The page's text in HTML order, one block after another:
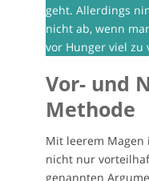
geht. Allerdings
nicht ab, wenn
vor Hunger viel zu
Vor- und
Methode
Mit leerem
nicht nur
genannten